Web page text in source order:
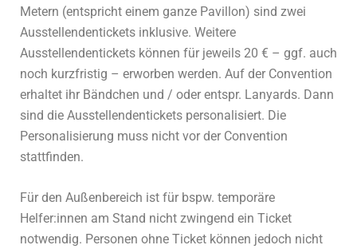
Metern (entspricht einem ganze Pavillon) sind zwei
Ausstellendentickets inklusive. Weitere
Ausstellendentickets können für jeweils 20 € – ggf. auch
noch kurzfristig – erworben werden. Auf der Convention
erhaltet ihr Bändchen und / oder entspr. Lanyards. Dann
sind die Ausstellendentickets personalisiert. Die
Personalisierung muss nicht vor der Convention
stattfinden.
Für den Außenbereich ist für bspw. temporäre
Helfer:innen am Stand nicht zwingend ein Ticket
notwendig. Personen ohne Ticket können jedoch nicht